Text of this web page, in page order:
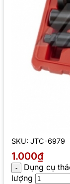
SKU: JTC-6979
1.000₫
Dụng cụ
lượng